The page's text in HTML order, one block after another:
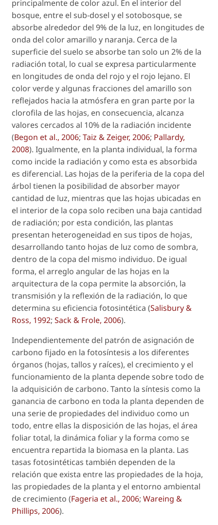
principalmente de color azul. En el interior del
bosque, entre el sub-dosel y el sotobosque, se
absorbe alrededor del 9% de la luz, en longitudes de
onda del color amarillo y naranja. Cerca de la
superficie del suelo se absorbe tan solo un 2% de la
radiación total, lo cual se expresa particularmente
en longitudes de onda del rojo y el rojo lejano. El
color verde y algunas fracciones del amarillo son
reflejados hacia la atmósfera en gran parte por la
clorofila de las hojas, en consecuencia, alcanza
valores cercados al 10% de la radiación incidente
(Begon et al., 2006; Taiz & Zeiger, 2006; Pallardy,
2008). Igualmente, en la planta individual, la forma
como incide la radiación y como esta es absorbida
es diferencial. Las hojas de la periferia de la copa del
árbol tienen la posibilidad de absorber mayor
cantidad de luz, mientras que las hojas ubicadas en
el interior de la copa solo reciben una baja cantidad
de radiación; por esta condición, las plantas
presentan heterogeneidad en sus tipos de hojas,
desarrollando tanto hojas de luz como de sombra,
dentro de la copa del mismo individuo. De igual
forma, el arreglo angular de las hojas en la
arquitectura de la copa permite la absorción, la
transmisión y la reflexión de la radiación, lo que
determina su eficiencia fotosintética (Salisbury &
Ross, 1992; Sack & Frole, 2006).
Independientemente del patrón de asignación de
carbono fijado en la fotosíntesis a los diferentes
órganos (hojas, tallos y raíces), el crecimiento y el
funcionamiento de la planta depende sobre todo de
la adquisición de carbono. Tanto la síntesis como la
ganancia de carbono en toda la planta dependen de
una serie de propiedades del individuo como un
todo, entre ellas la disposición de las hojas, el área
foliar total, la dinámica foliar y la forma como se
encuentra repartida la biomasa en la planta. Las
tasas fotosintéticas también dependen de la
relación que exista entre las propiedades de la hoja,
las propiedades de la planta y el entorno ambiental
de crecimiento (Fageria et al., 2006; Wareing &
Phillips, 2006).